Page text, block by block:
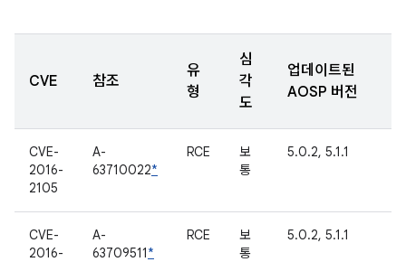
CVE 참조
유
형
심
각
도
업데이트된
AOSP 버전
CVE-
2016-
2105
A-
63710022*
RCE
보
통
5.0.2, 5.1.1
CVE-
2016-
A-
63709511*
RCE
보
통
5.0.2, 5.1.1